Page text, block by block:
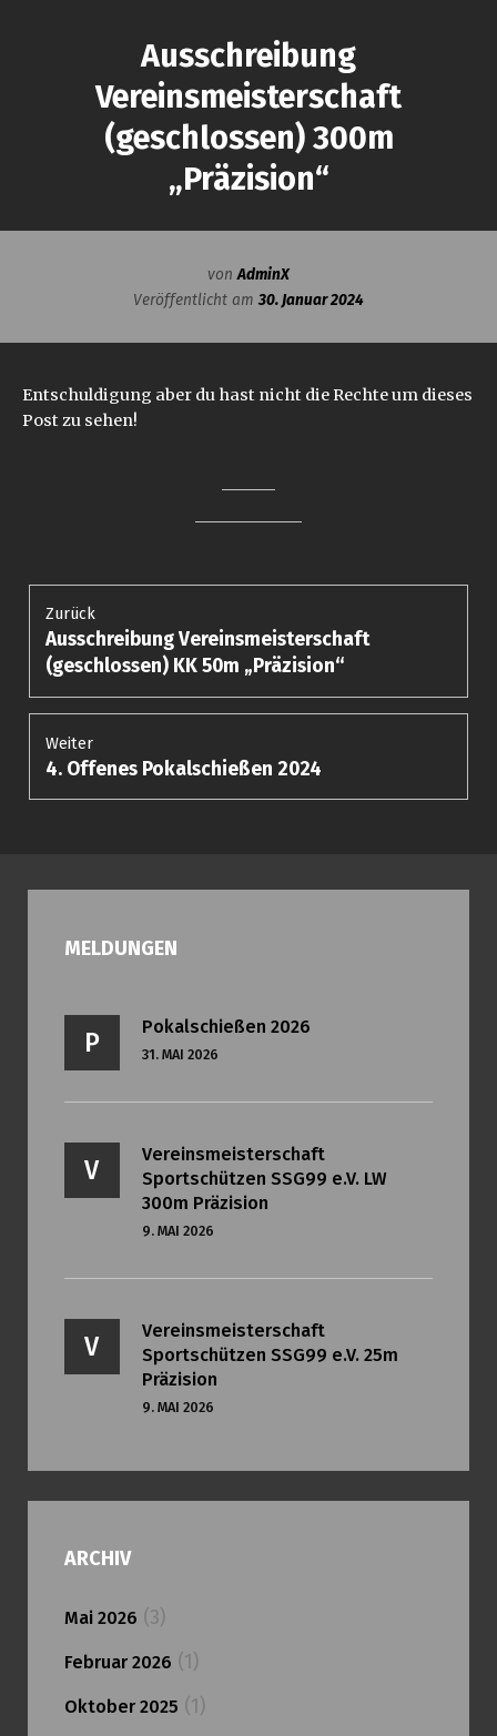
Ausschreibung
Vereinsmeisterschaft
(geschlossen) 300m
„Präzision“
vonAdminX
Veröffentlicht am30. Januar 2024
Entschuldigung aber du hast nicht die Rechte um dieses
Post zu sehen!
Beitragsnavigation
Zurück
Vorheriger
Beitrag:
Ausschreibung Vereinsmeisterschaft
(geschlossen) KK 50m „Präzision“
Weiter
Nächster
4. Offenes Pokalschießen 2024
MELDUNGEN
P
Pokalschießen 2026
31. MAI 2026
V
Vereinsmeisterschaft
Sportschützen SSG99 e.V. LW
300m Präzision
9. MAI 2026
V
Vereinsmeisterschaft
Sportschützen SSG99 e.V. 25m
Präzision
9. MAI 2026
ARCHIV
Mai 2026 (3)
Februar 2026 (1)
Oktober 2025 (1)